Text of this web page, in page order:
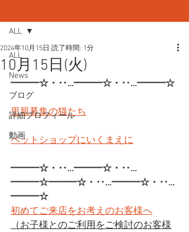
ALL
News
ブログ
詳細プロフィール
動画
ALL
10月15日(火)
2024年10月15日 読了時間: 1分
━━━☆・‥…━━━☆・‥…━━━☆
里親募集の猫たち
ペットショップにいくまえに
━━━☆・‥…━━━☆・‥…
━━━☆━━━☆・‥…━━━☆・‥…
━━━☆
初めてご来店をお考えのお客様へ
（お子様とのご利用をご検討のお客様